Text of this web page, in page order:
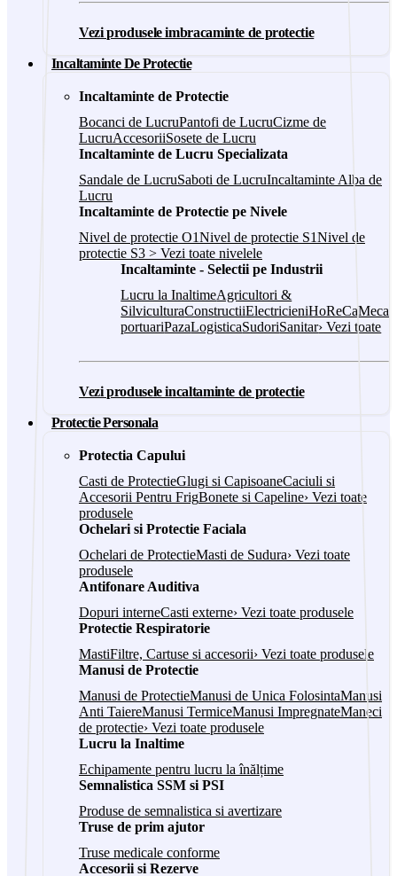
Vezi produsele imbracaminte de protectie
Incaltaminte De Protectie
Incaltaminte de Protectie
Bocanci de LucruPantofi de LucruCizme de
LucruAccesoriiSosete de Lucru
Incaltaminte de Lucru Specializata
Sandale de LucruSaboti de LucruIncaltaminte Alba de
Lucru
Incaltaminte de Protectie pe Nivele
Nivel de protectie O1Nivel de protectie S1Nivel de
protectie S3 > Vezi toate nivelele
Incaltaminte - Selectii pe Industrii
Lucru la InaltimeAgricultori &
SilviculturaConstructiiElectricieniHoReCa
portuariPazaLogisticaSudoriSanitar› Vezi toate
Vezi produsele incaltaminte de protectie
Protectie Personala
Protectia Capului
Casti de ProtectieGlugi si CapisoaneCaciuli si
Accesorii Pentru FrigBonete si Capeline› Vezi toate
produsele
Ochelari si Protectie Faciala
Ochelari de ProtectieMasti de Sudura› Vezi toate
produsele
Antifonare Auditiva
Dopuri interneCasti externe› Vezi toate produsele
Protectie Respiratorie
MastiFiltre, Cartuse si accesorii› Vezi toate produsele
Manusi de Protectie
Manusi de ProtectieManusi de Unica FolosintaManusi
Anti TaiereManusi TermiceManusi ImpregnateManeci
de protectie› Vezi toate produsele
Lucru la Inaltime
Echipamente pentru lucru la înălțime
Semnalistica SSM si PSI
Produse de semnalistica si avertizare
Truse de prim ajutor
Truse medicale conforme
Accesorii si Rezerve